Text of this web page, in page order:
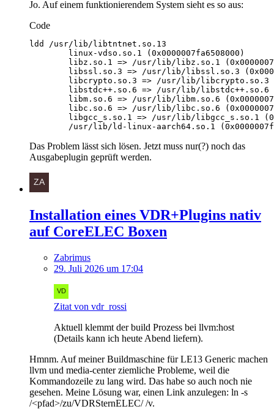
Jo. Auf einem funktionierendem System sieht es so aus:
Code
/usr/lib/ld-linux-aarch64.so.1
Das Problem lässt sich lösen. Jetzt muss nur(?) noch das
Ausgabeplugin geprüft werden.
Installation eines VDR+Plugins nativ
auf CoreELEC Boxen
Zabrimus
29. Juli 2026 um 17:04
Zitat von vdr_rossi
Aktuell klemmt der build Prozess bei llvm:host
(Details kann ich heute Abend liefern).
Hmnm. Auf meiner Buildmaschine für LE13 Generic machen
llvm und media-center ziemliche Probleme, weil die
Kommandozeile zu lang wird. Das habe so auch noch nie
gesehen. Meine Lösung war, einen Link anzulegen: ln -s
/<pfad>/zu/VDRSternELEC/ /v.